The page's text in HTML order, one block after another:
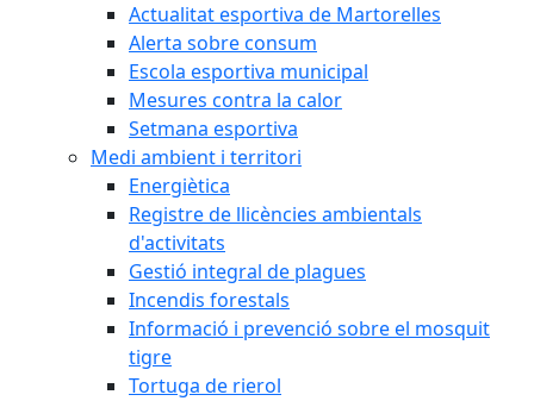
Actualitat esportiva de Martorelles
Alerta sobre consum
Escola esportiva municipal
Mesures contra la calor
Setmana esportiva
Medi ambient i territori
Energiètica
Registre de llicències ambientals
d'activitats
Gestió integral de plagues
Incendis forestals
Informació i prevenció sobre el mosquit
tigre
Tortuga de rierol